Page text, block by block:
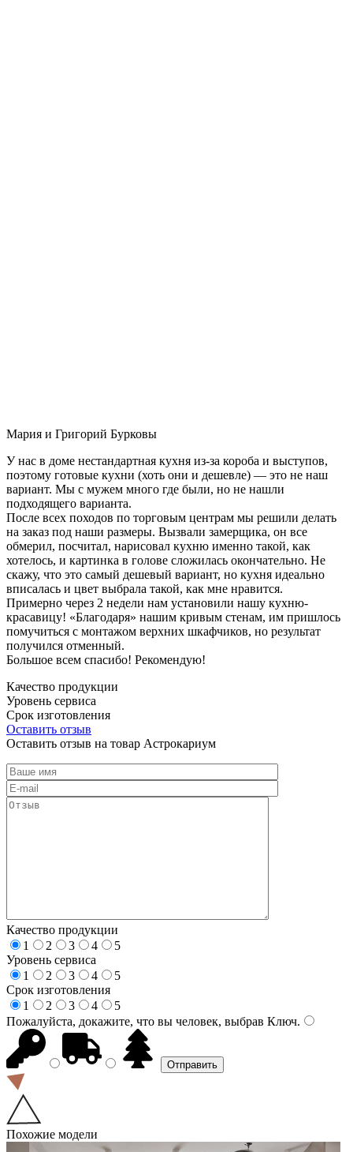
Мария и Григорий Бурковы
У нас в доме нестандартная кухня из-за короба и выступов,
поэтому готовые кухни (хоть они и дешевле) — это не наш
вариант. Мы с мужем много где были, но не нашли
подходящего варианта.
После всех походов по торговым центрам мы решили делать
на заказ под наши размеры. Вызвали замерщика, он все
обмерил, посчитал, нарисовал кухню именно такой, как
хотелось, и картинка в голове сложилась окончательно. Не
скажу, что это самый дешевый вариант, но кухня идеально
вписалась и цвет выбрала такой, как мне нравится.
Примерно через 2 недели нам установили нашу кухню-
красавицу! «Благодаря» нашим кривым стенам, им пришлось
помучиться с монтажом верхних шкафчиков, но результат
получился отменный.
Большое всем спасибо! Рекомендую!
Качество продукции
Уровень сервиса
Срок изготовления
Оставить отзыв
Оставить отзыв на товар Астрокариум
Качество продукции
1
2 3 4
5
Уровень сервиса
1
2 3 4
5
Срок изготовления
1
2 3 4
5
Пожалуйста, докажите, что вы человек, выбрав Ключ.
Похожие модели